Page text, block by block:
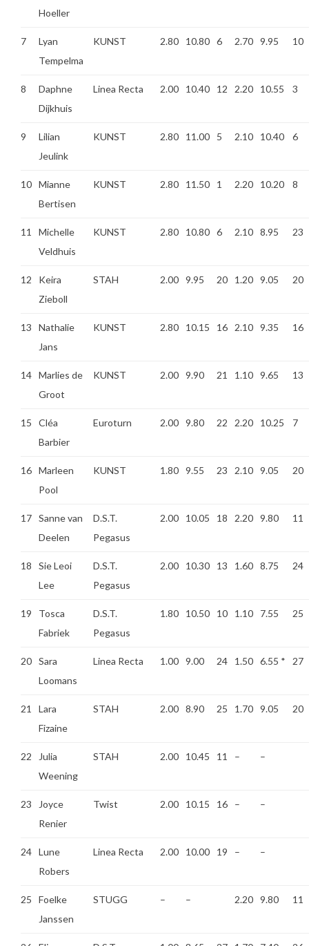
Hoeller
7
Lyan
Tempelma
KUNST 2.80 10.80 6 2.70 9.95 10
8
Daphne
Dijkhuis
Linea Recta 2.00 10.40 12 2.20 10.55 3
9
Lilian
Jeulink
KUNST 2.80 11.00 5 2.10 10.40 6
10 Mianne
Bertisen
KUNST 2.80 11.50 1 2.20 10.20 8
11
Michelle
Veldhuis
KUNST 2.80 10.80 6 2.10 8.95 23
12
Keira
Zieboll
STAH 2.00 9.95 20 1.20 9.05 20
13
Nathalie
Jans
KUNST 2.80 10.15 16 2.10 9.35 16
14 Marlies de
Groot
KUNST 2.00 9.90 21 1.10 9.65 13
15
Cléa
Barbier
Euroturn 2.00 9.80 22 2.20 10.25 7
16 Marleen
Pool
KUNST 1.80 9.55 23 2.10 9.05 20
17 Sanne van
Deelen
D.S.T.
Pegasus
2.00 10.05 18 2.20 9.80 11
18
Sie Leoi
Lee
D.S.T.
Pegasus
2.00 10.30 13 1.60 8.75 24
19
Tosca
Fabriek
D.S.T.
Pegasus
1.80 10.50 10 1.10 7.55 25
20 Sara
Loomans
Linea Recta 1.00 9.00 24 1.50 6.55 * 27
21
Lara
Fizaine
STAH 2.00 8.90 25 1.70 9.05 20
22
Julia
Weening
STAH 2.00 10.45 11 – –
23
Joyce
Renier
Twist 2.00 10.15 16 – –
24 Lune
Robers
Linea Recta 2.00 10.00 19 – –
25
Foelke
Janssen
STUGG – – 2.20 9.80 11